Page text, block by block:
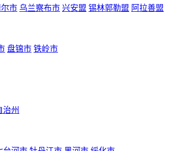
尔市 乌兰察布市 兴安盟 锡林郭勒盟 阿拉善盟
盘锦市 铁岭市
治州